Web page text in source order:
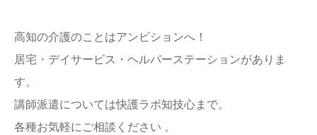
高知の介護のことはアンビションへ！
居宅・デイサービス・ヘルパーステーションがありま
す。
講師派遣については快護ラボ知技心まで。
各種お気軽にご相談ください 。